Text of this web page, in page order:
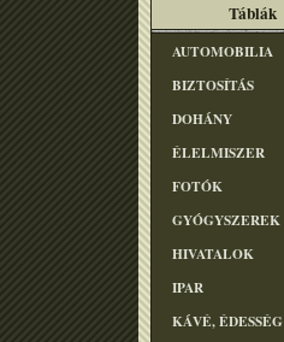
Táblák
AUTOMOBILIA
BIZTOSÍTÁS
DOHÁNY
ÉLELMISZER
FOTÓK
GYÓGYSZEREK
HIVATALOK
IPAR
KÁVÉ, ÉDESSÉG